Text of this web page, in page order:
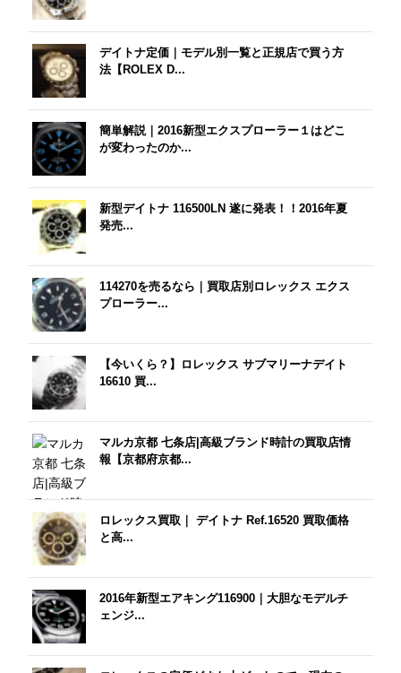
デイトナ定価｜モデル別一覧と正規店で買う方
法【ROLEX D...
簡単解説｜2016新型エクスプローラー１はどこ
が変わったのか...
新型デイトナ 116500LN 遂に発表！！2016年夏
発売...
114270を売るなら｜買取店別ロレックス エクス
プローラー...
【今いくら？】ロレックス サブマリーナデイト
16610 買...
マルカ京都 七条店|高級ブランド時計の買取店情
報【京都府京都...
ロレックス買取｜ デイトナ Ref.16520 買取価格
と高...
2016年新型エアキング116900｜大胆なモデルチ
ェンジ...